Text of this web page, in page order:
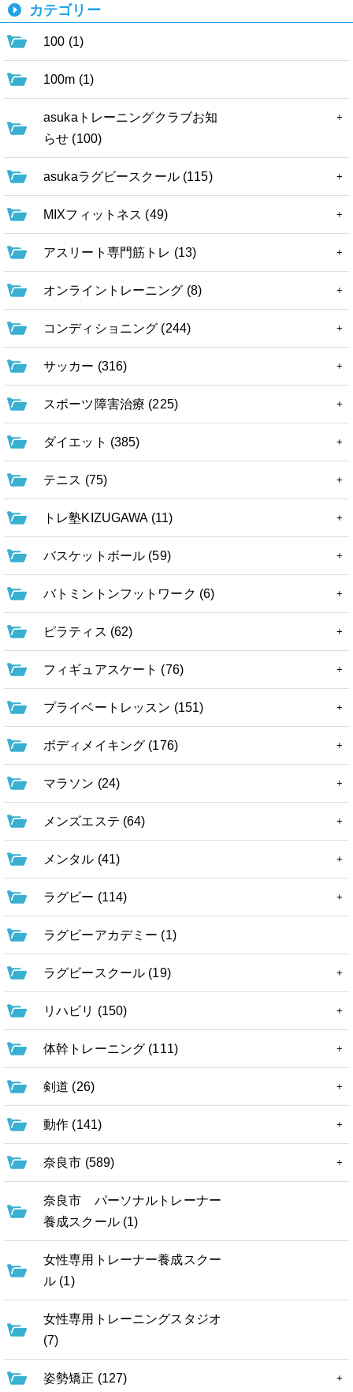
カテゴリー
100 (1)
100m (1)
asukaトレーニングクラブお知
らせ (100)
asukaラグビースクール (115)
MIXフィットネス (49)
アスリート専門筋トレ (13)
オンライントレーニング (8)
コンディショニング (244)
サッカー (316)
スポーツ障害治療 (225)
ダイエット (385)
テニス (75)
トレ塾KIZUGAWA (11)
バスケットボール (59)
バトミントンフットワーク (6)
ピラティス (62)
フィギュアスケート (76)
プライベートレッスン (151)
ボディメイキング (176)
マラソン (24)
メンズエステ (64)
メンタル (41)
ラグビー (114)
ラグビーアカデミー (1)
ラグビースクール (19)
リハビリ (150)
体幹トレーニング (111)
剣道 (26)
動作 (141)
奈良市 (589)
奈良市 パーソナルトレーナー
養成スクール (1)
女性専用トレーナー養成スクー
ル (1)
女性専用トレーニングスタジオ
(7)
姿勢矯正 (127)